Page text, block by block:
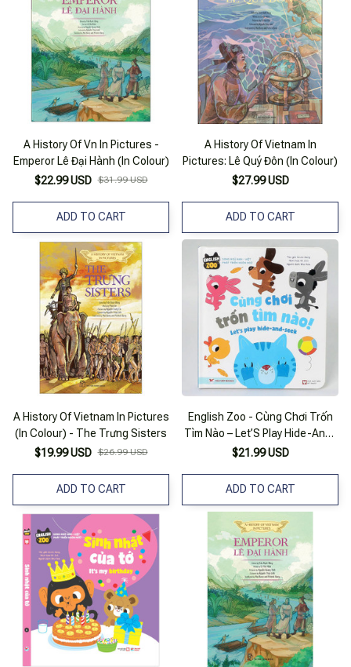
A History Of Vn In Pictures -
Emperor Lê Đại Hành (In Colour)
$22.99 USD $31.99 USD
ADD TO CART
A History Of Vietnam In
Pictures: Lê Quý Đôn (In Colour)
$27.99 USD
ADD TO CART
A History Of Vietnam In Pictures
(In Colour) - The Trưng Sisters
$19.99 USD $26.99 USD
ADD TO CART
English Zoo - Cùng Chơi Trốn
Tìm Nào – Let’S Play Hide-And-
Seek - Song Ngữ Anh -Việt
$21.99 USD
ADD TO CART